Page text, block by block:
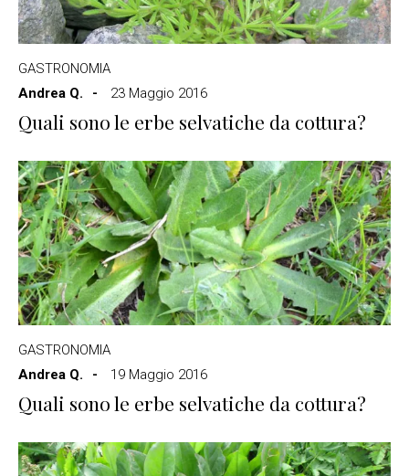
GASTRONOMIA
Andrea Q.
23 Maggio 2016
Quali sono le erbe selvatiche da cottura?
GASTRONOMIA
Andrea Q.
19 Maggio 2016
Quali sono le erbe selvatiche da cottura?